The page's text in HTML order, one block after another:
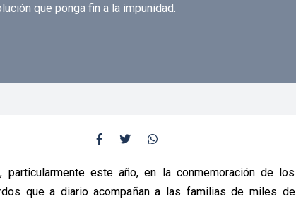
que ponga fin a la impunidad.
este año, en la conmemoración de los
que a diario acompañan a las familias de miles de